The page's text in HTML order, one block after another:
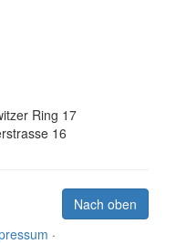
Ring 17
16
Nach oben
·